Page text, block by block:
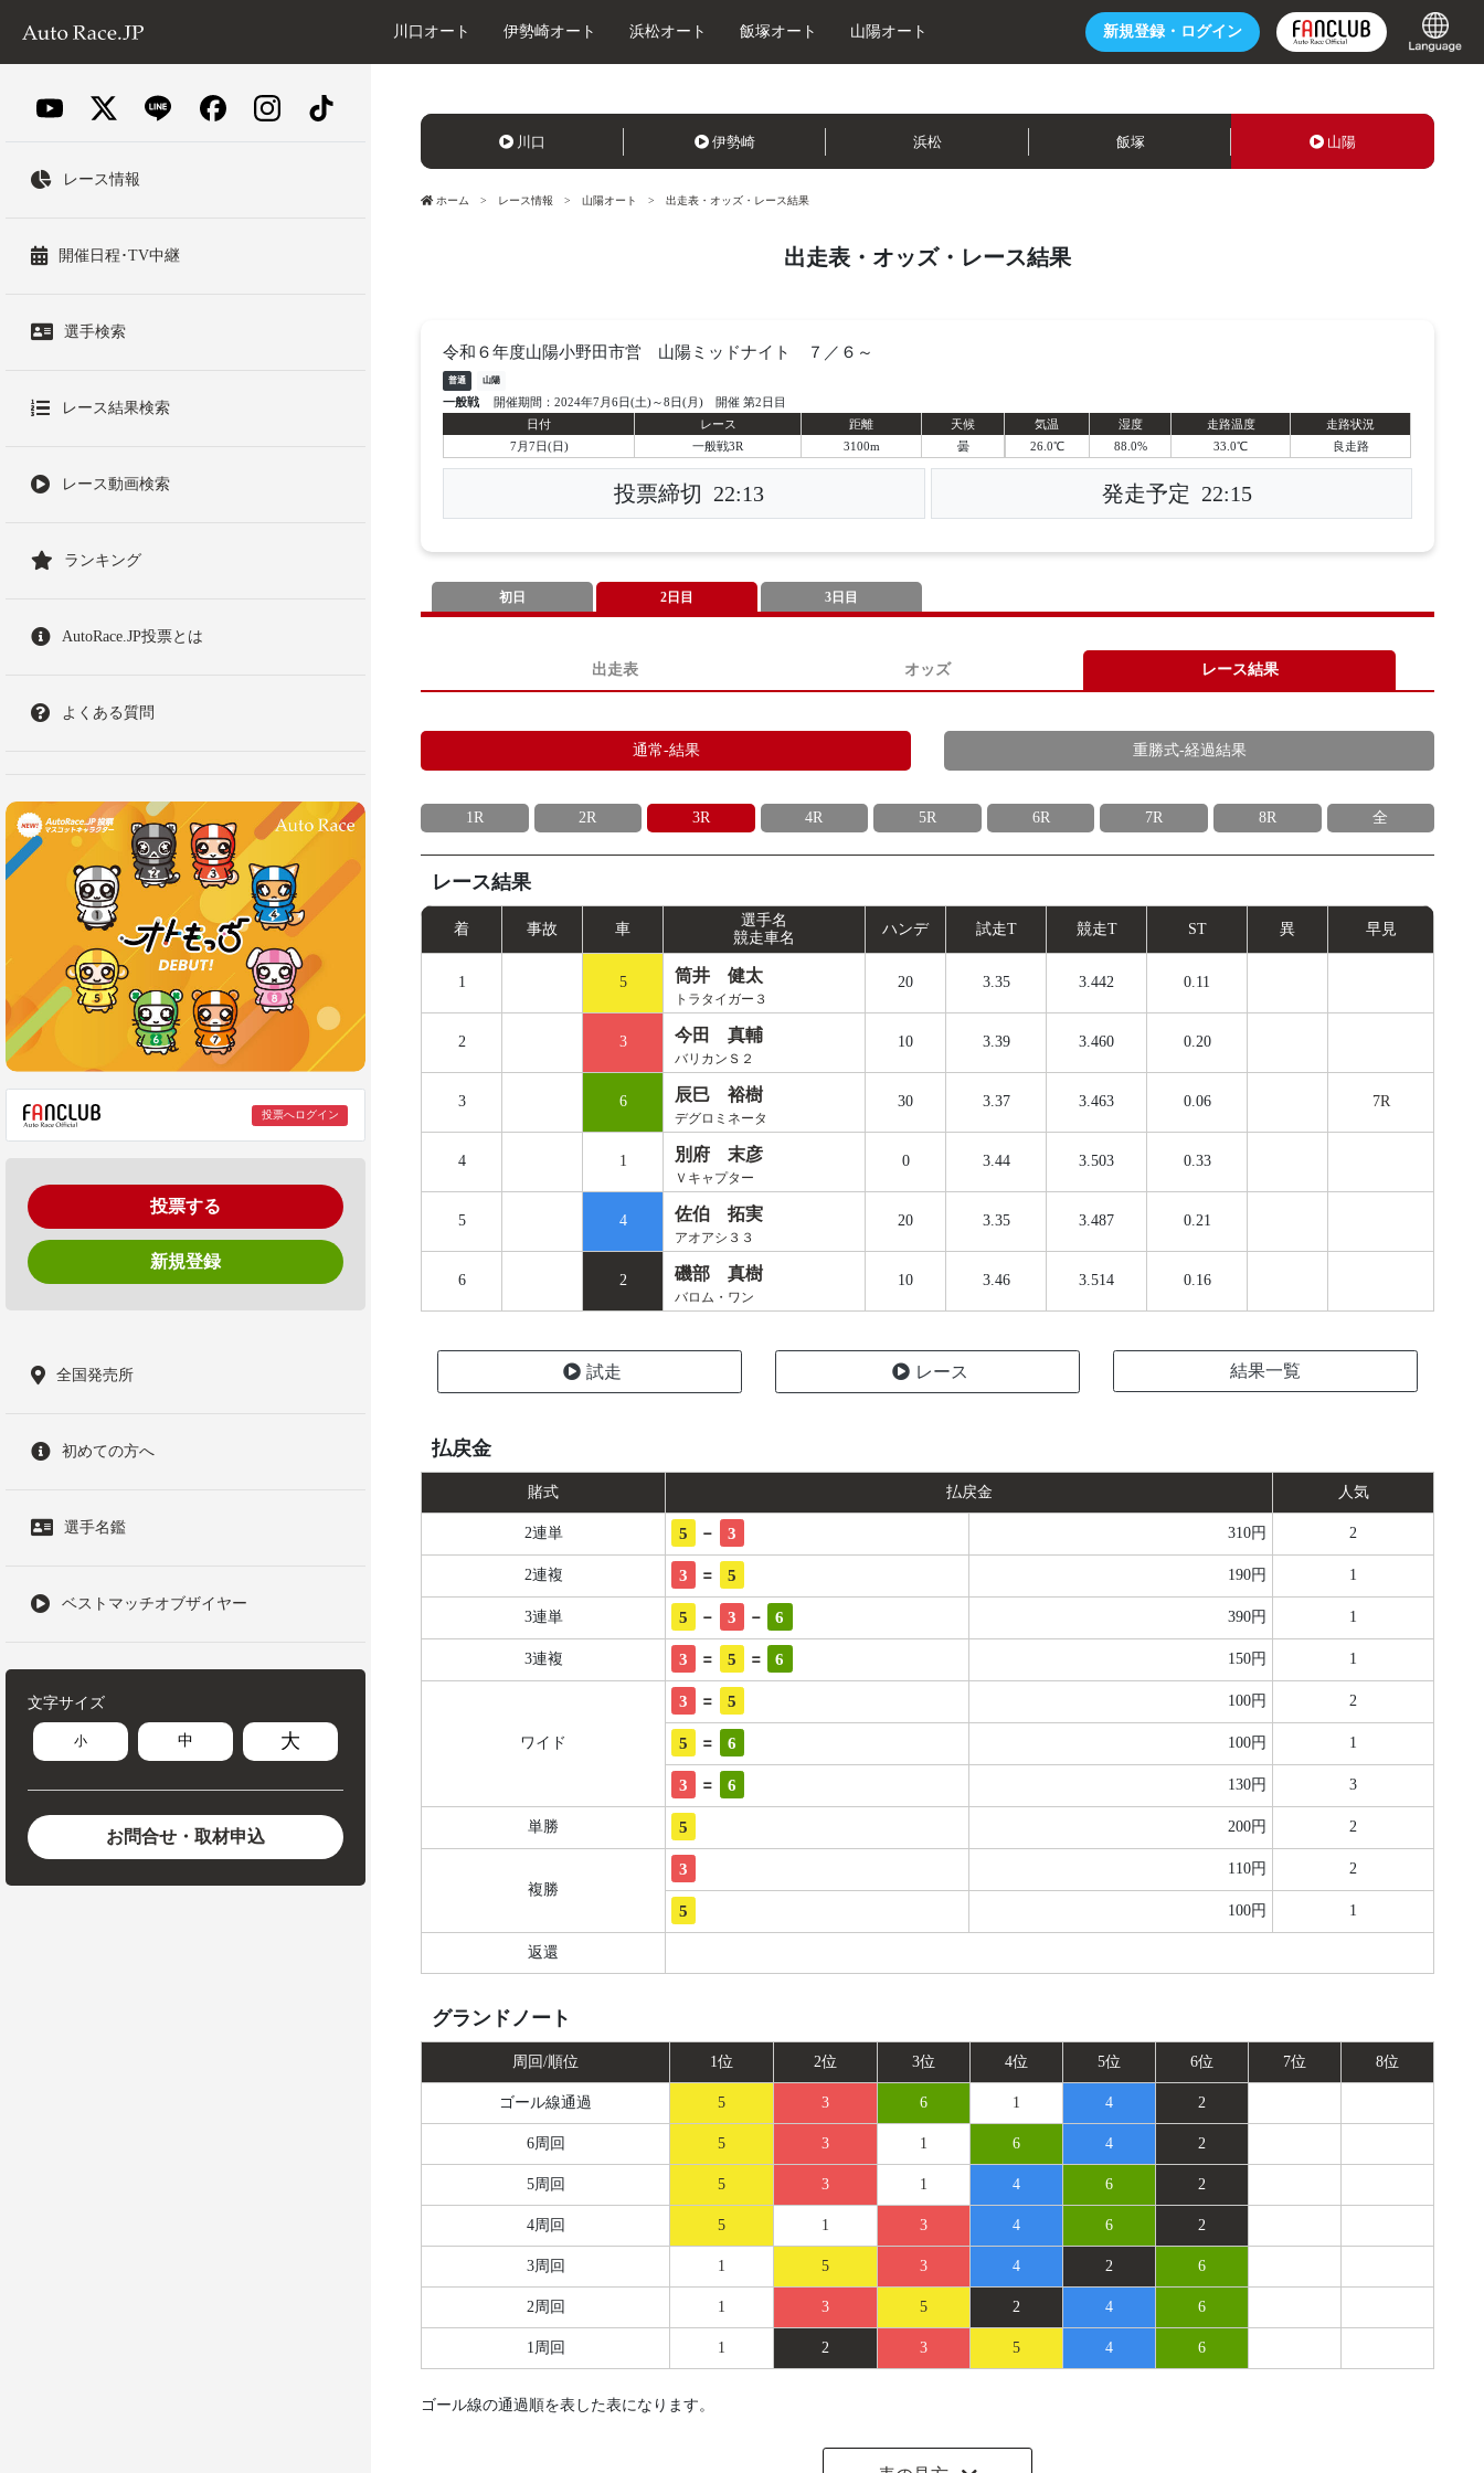
新規登録・ ログイン
川口オート 伊勢崎オート 浜松オート 飯塚オート 山陽オート
レース情報
開催日程･TV中継
選手検索
レース結果検索
レース動画検索
ランキング
AutoRace.JP投票とは
よくある質問
投票へログイン
投票する
新規登録
全国発売所
初めての方へ
選手名鑑
ベストマッチオブザイヤー
文字サイズ
小 中 大
お問合せ・取材申込
川口 伊勢崎 浜松 飯塚 山陽
ホーム レース情報 山陽オート 出走表・オッズ・レース結果
出走表・オッズ・レース結果
令和６年度山陽小野田市営 山陽ミッドナイト ７／６～
普通 山陽
一般戦
開催期間：2024年7月6日(土)～8日(月) 開催 第2日目
日付
レース 距離
天候
7月7日(日)
一般戦3R 3100m 曇
気温 湿度 走路温度
走路状況
26.0℃
88.0% 33.0℃ 良走路
投票締切 22:13 発走予定 22:15
初日 2日目 3日目
出走表 オッズ レース結果
通常-結果 重勝式-経過結果
1R 2R 3R 4R 5R 6R 7R 8R 全
レース結果
着 事故 車
選手名
競走車名
ハンデ 試走T 競走T ST 異 早見
1 5 筒井 健太
トラタイガー３
20 3.35 3.442 0.11
2 3 今田 真輔
バリカンＳ２
10 3.39 3.460 0.20
3 6 辰巳 裕樹
デグロミネータ
30 3.37 3.463 0.06 7R
4 1 別府 末彦
Ｖキャプター
0 3.44 3.503 0.33
5 4 佐伯 拓実
アオアシ３３
20 3.35 3.487 0.21
6 2 磯部 真樹
バロム・ワン
10 3.46 3.514 0.16
試走 レース 結果一覧
払戻金
賭式 払戻金 人気
2連単 5 - 3 310円 2
2連複 3 = 5 190円 1
3連単 5 - 3 - 6 390円 1
3連複 3 = 5 = 6 150円 1
ワイド
3 = 5 100円 2
5 = 6 100円 1
3 = 6 130円 3
単勝 5 200円 2
複勝
3 110円 2
5 100円 1
返還
グランドノート
周回/順位 1位 2位 3位 4位 5位 6位 7位 8位
ゴール線通過 5 3 6 1 4 2
6周回 5 3 1 6 4 2
5周回 5 3 1 4 6 2
4周回 5 1 3 4 6 2
3周回 1 5 3 4 2 6
2周回 1 3 5 2 4 6
1周回 1 2 3 5 4 6
ゴール線の通過順を表した表になります。